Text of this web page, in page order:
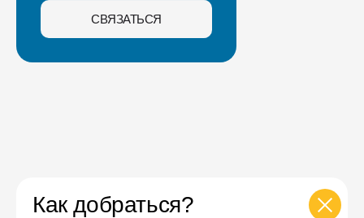
СВЯЗАТЬСЯ
Как добраться?